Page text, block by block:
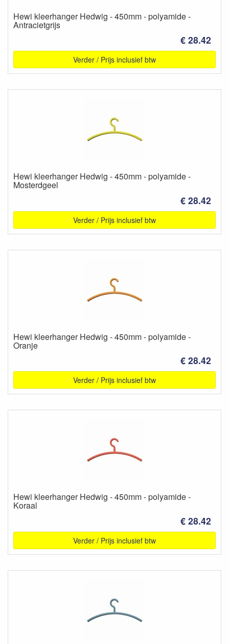
Hewi kleerhanger Hedwig - 450mm - polyamide -
Antracietgrijs
€ 28.42
Verder / Prijs inclusief btw
Hewi kleerhanger Hedwig - 450mm - polyamide -
Mosterdgeel
€ 28.42
Verder / Prijs inclusief btw
Hewi kleerhanger Hedwig - 450mm - polyamide -
Oranje
€ 28.42
Verder / Prijs inclusief btw
Hewi kleerhanger Hedwig - 450mm - polyamide -
Koraal
€ 28.42
Verder / Prijs inclusief btw